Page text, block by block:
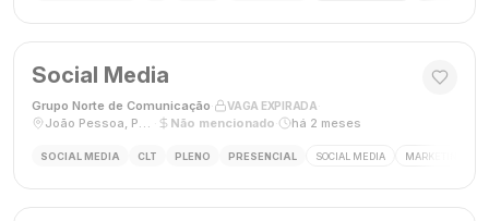
Social Media
Grupo Norte de Comunicação VAGA EXPIRADA
João Pessoa, Paraíba, Brasil
Não mencionado há 2 meses
SOCIAL MEDIA CLT PLENO PRESENCIAL SOCIAL MEDIA MARKETING